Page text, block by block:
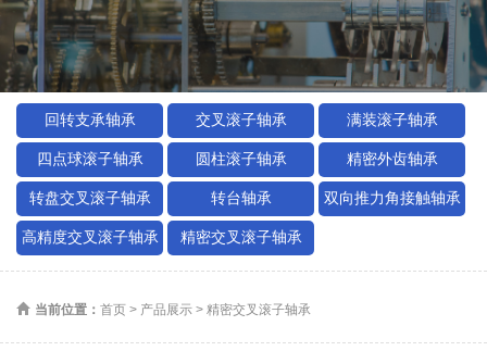
回转支承轴承 交叉滚子轴承 满装滚子轴承
四点球滚子轴承 圆柱滚子轴承 精密外齿轴承
转盘交叉滚子轴承 转台轴承 双向推力角接触轴承
高精度交叉滚子轴承 精密交叉滚子轴承
当前位置： 首页 > 产品展示 > 精密交叉滚子轴承